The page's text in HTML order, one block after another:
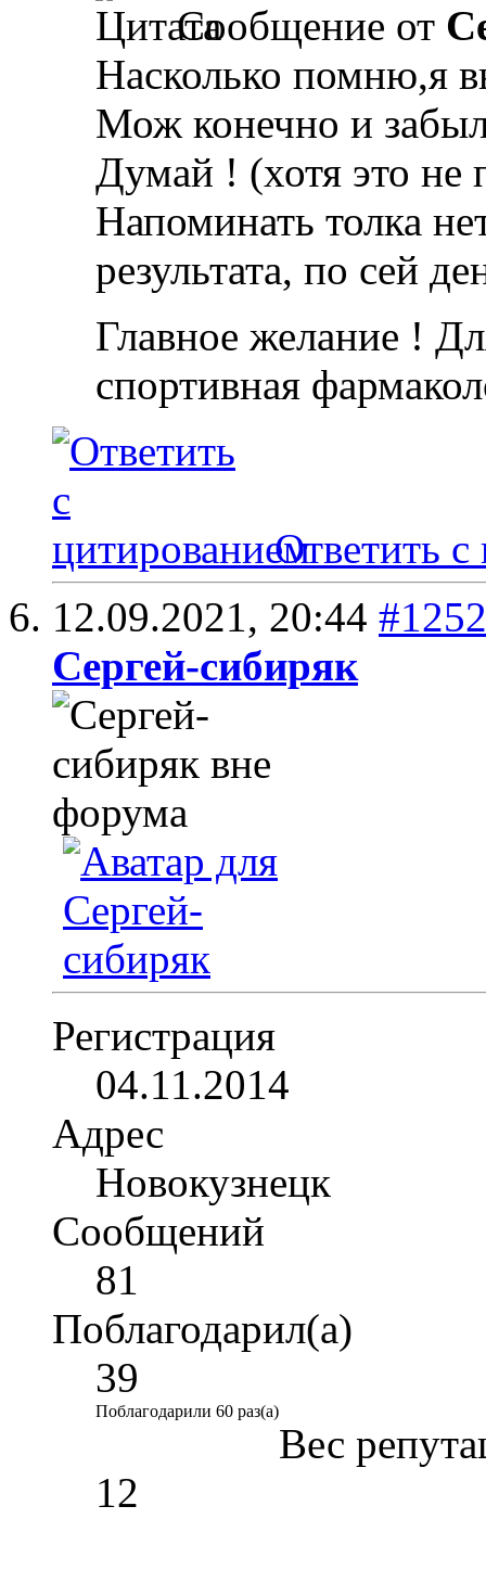
Сообщение от
Насколько помню,я
Мож конечно и
Думай ! (хотя это не
Напоминать толка
результата, по сей
Главное желание !
спортивная
Ответить с
12.09.2021, 20:44
Сергей-сибиряк
Регистрация
04.11.2014
Адрес
Новокузнецк
Сообщений
81
Поблагодарил(а)
39
Поблагодарили 60 раз(а)
Вес
12